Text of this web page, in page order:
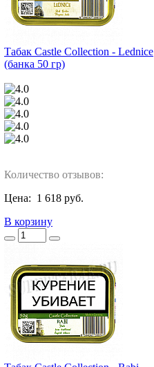
Табак Castle Collection - Lednice
(банка 50 гр)
Количество отзывов:
Цена: 1 618 руб.
В корзину